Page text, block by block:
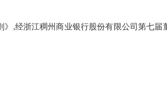
,经浙江稠州商业银行股份有限公司第七届